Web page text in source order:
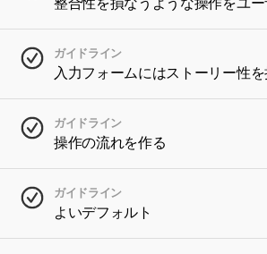
ガイドライン
入力フォームにはストーリー性
ガイドライン
操作の流れを作る
ガイドライン
よいデフォルト